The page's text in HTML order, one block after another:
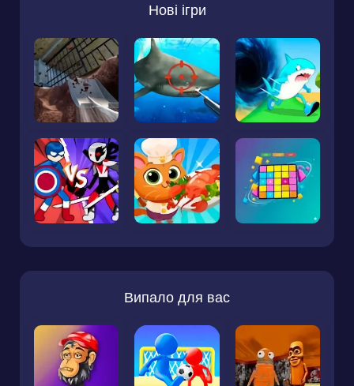
Нові ігри
Випало для вас